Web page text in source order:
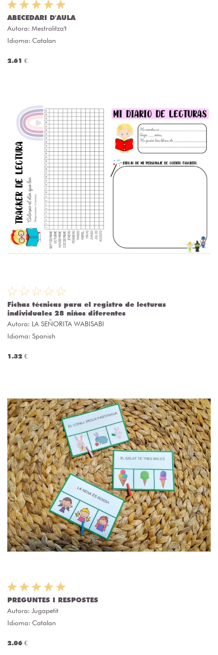
ABECEDARI D'AULA
Autora: Mestralitza't
Idioma: Catalan
2.61 €
Fichas técnicas para el registro de lecturas
individuales 28 niños diferentes
Autora: LA SEÑORITA WABISABI
Idioma: Spanish
1.32 €
PREGUNTES I RESPOSTES
Autora: Jugapetit
Idioma: Catalan
2.06 €